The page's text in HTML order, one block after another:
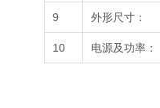
9 外形尺寸：
10 电源及功率：